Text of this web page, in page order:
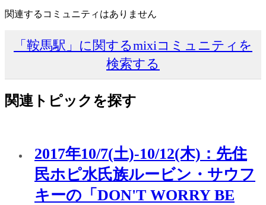
関連するコミュニティはありません
「鞍馬駅」に関するmixiコミュニティを
検索する
関連トピックを探す
2017年10/7(土)-10/12(木)：先住
民ホピ水氏族ルービン・サウフ
キーの「DON'T WORRY BE